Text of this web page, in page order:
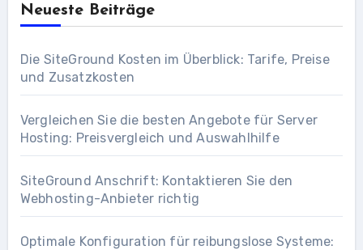
Neueste Beiträge
Die SiteGround Kosten im Überblick: Tarife, Preise
und Zusatzkosten
Vergleichen Sie die besten Angebote für Server
Hosting: Preisvergleich und Auswahlhilfe
SiteGround Anschrift: Kontaktieren Sie den
Webhosting-Anbieter richtig
Optimale Konfiguration für reibungslose Systeme: